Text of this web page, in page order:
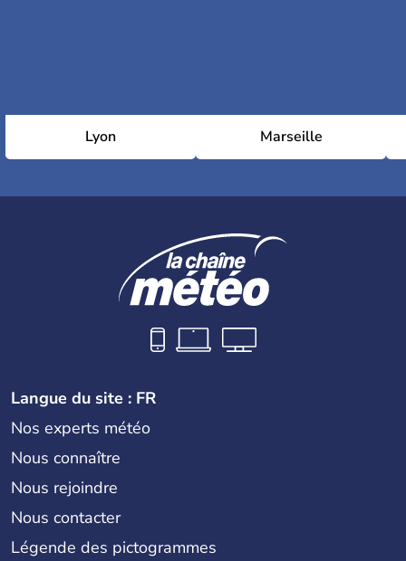
Lyon Marseille
Langue du site : FR
Nos experts météo
Nous connaître
Nous rejoindre
Nous contacter
Légende des pictogrammes